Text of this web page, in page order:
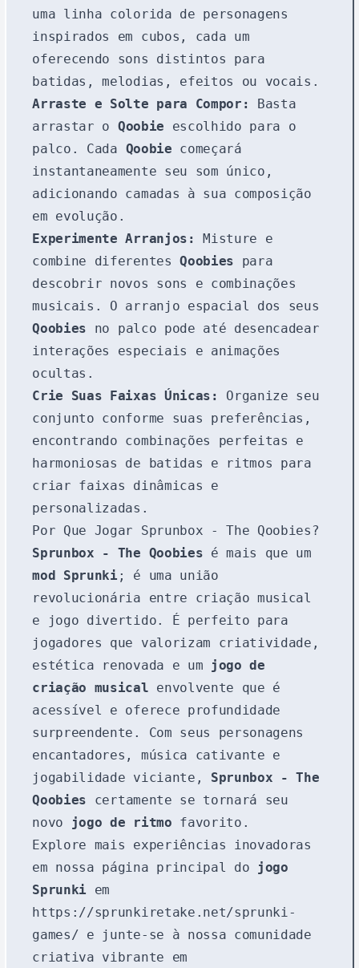
uma linha colorida de personagens
inspirados em cubos, cada um
oferecendo sons distintos para
batidas, melodias, efeitos ou vocais.
Arraste e Solte para Compor:
Basta
arrastar o Qoobie escolhido para o
palco. Cada Qoobie começará
instantaneamente seu som único,
adicionando camadas à sua composição
em evolução.
Experimente Arranjos:
Misture e
combine diferentesQoobies para
descobrir novos sons e combinações
musicais. O arranjo espacial dos seus
Qoobies no palco pode até desencadear
interações especiais e animações
ocultas.
Crie Suas Faixas Únicas:
Organize seu
conjunto conforme suas preferências,
encontrando combinações perfeitas e
harmoniosas de batidas e ritmos para
criar faixas dinâmicas e
personalizadas.
Por Que Jogar Sprunbox - The Qoobies?
Sprunbox - The Qoobies é mais que um
mod Sprunki ; é uma união
revolucionária entre criação musical
e jogo divertido. É perfeito para
jogadores que valorizam criatividade,
estética renovada e um
jogo de
criação musical envolvente que é
acessível e oferece profundidade
surpreendente. Com seus personagens
encantadores, música cativante e
jogabilidade viciante, Sprunbox - The
Qoobies certamente se tornará seu
novo
jogo de ritmo favorito.
Explore mais experiências inovadoras
em nossa página principal do
jogo
Sprunki em
https://sprunkiretake.net/sprunki-
games/ e junte-se à nossa comunidade
criativa vibrante em